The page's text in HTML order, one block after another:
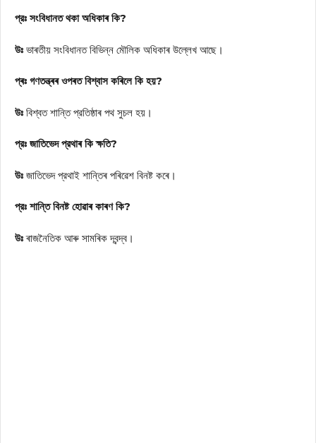
প্রঃ সংবিধানত থকা অধিকাৰ কি?
উঃ ভাৰতীয় সংবিধানত বিভিন্ন মৌলিক অধিকাৰ উল্লেখ আছে।
প্ৰঃ গণতন্ত্ৰৰ ওপৰত বিশ্বাস কৰিলে কি হয়?
উঃ বিশ্বত শান্তি প্রতিষ্ঠাৰ পথ সুচল হয়।
প্রঃ জাতিভেদ প্রথাৰ কি ক্ষতি?
উঃ জাতিভেদ প্রথাই শান্তিৰ পৰিৱেশ বিনষ্ট কৰে।
প্রঃ শান্তি বিনষ্ট হোৱাৰ কাৰণ কি?
উঃৰাজনৈতিক আৰু সামৰিক দ্বন্দ্ব।